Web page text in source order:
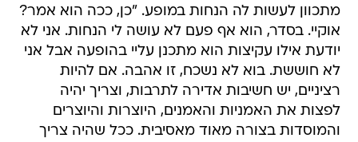
מתכוון לעשות לה הנחות במופע. "כן, ככה הוא אמר?
אוקיי. בסדר, הוא אף פעם לא עושה לי הנחות. אני לא
יודעת אילו עקיצות הוא מתכנן עליי בהופעה אבל אני
לא חוששת. בוא לא נשכח, זו אהבה. אם להיות
רציניים, יש חשיבות אדירה לתרבות, וצריך יהיה
לפצות את האמניות והאמנים, היוצרות והיוצרים
והמוסדות בצורה מאוד מאסיבית. ככל שהיה צריך